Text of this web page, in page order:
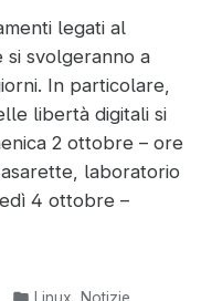
legati al
svolgeranno a
In particolare,
libertà digitali si
2 ottobre – ore
laboratorio
4 ottobre –
Pubblicato